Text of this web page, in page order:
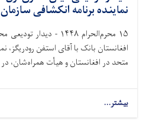
نماینده برنامه انکشافی
۱۵ محرم‌الحرام ۱۴۴۸ -
دیدار تودیعی
افغانستان بانک باآقای استفن رودریگز،
متحد در افغانستان و هیأت همراه‌شان، در
بیشتر...